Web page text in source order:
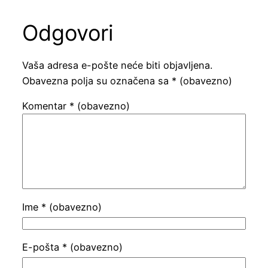
Odgovori
Vaša adresa e-pošte neće biti objavljena.
Obavezna polja su označena sa * (obavezno)
Komentar * (obavezno)
Ime * (obavezno)
E-pošta * (obavezno)